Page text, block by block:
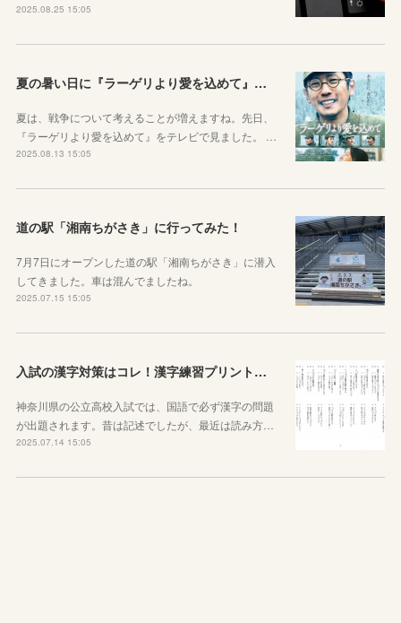
2025.08.25 15:05
夏の暑い日に『ラーゲリより愛を込めて』を見ました
夏は、戦争について考えることが増えますね。先日、
『ラーゲリより愛を込めて』をテレビで見ました。 …
2025.08.13 15:05
道の駅「湘南ちがさき」に行ってみた！
7月7日にオープンした道の駅「湘南ちがさき」に潜入
してきました。車は混んでましたね。
2025.07.15 15:05
入試の漢字対策はコレ！漢字練習プリントのご紹介！
神奈川県の公立高校入試では、国語で必ず漢字の問題
が出題されます。昔は記述でしたが、最近は読み方…
2025.07.14 15:05